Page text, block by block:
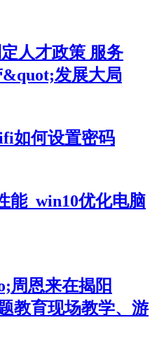
人才政策 服务
发展大局
如何设置密码
能_win10优化电脑
周恩来在揭阳
教育现场教学、游